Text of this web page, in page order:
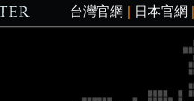
台灣官網 日本官網